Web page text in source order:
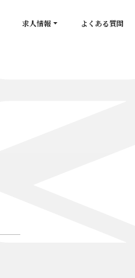
求人情報 よくある質問